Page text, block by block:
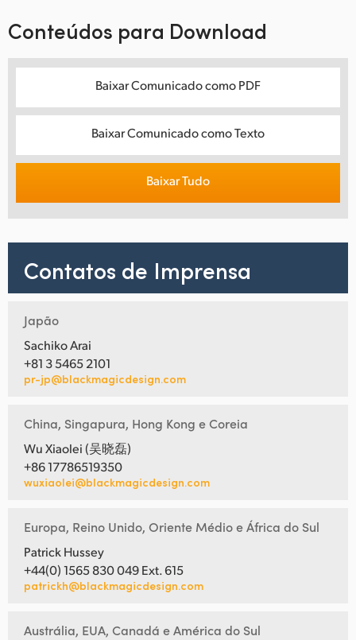
Conteúdos para Download
Baixar Comunicado como PDF
Baixar Comunicado como Texto
Baixar Tudo
Contatos de Imprensa
Japão
Sachiko Arai
+81 3 5465 2101
pr-jp@blackmagicdesign.com
China, Singapura, Hong Kong e Coreia
Wu Xiaolei (吴晓磊)
+86 17786519350
wuxiaolei@blackmagicdesign.com
Europa, Reino Unido, Oriente Médio e África do Sul
Patrick Hussey
+44(0) 1565 830 049 Ext. 615
patrickh@blackmagicdesign.com
Austrália, EUA, Canadá e América do Sul